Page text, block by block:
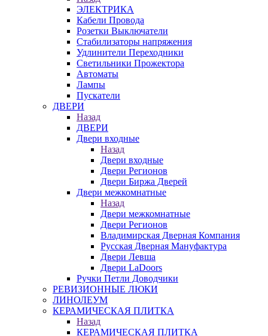
ЭЛЕКТРИКА
Кабели Провода
Розетки Выключатели
Стабилизаторы напряжения
Удлинители Переходники
Светильники Прожектора
Автоматы
Лампы
Пускатели
ДВЕРИ
Назад
ДВЕРИ
Двери входные
Назад
Двери входные
Двери Регионов
Двери Биржа Дверей
Двери межкомнатные
Назад
Двери межкомнатные
Двери Регионов
Владимирская Дверная Компания
Русская Дверная Мануфактура
Двери Левша
Двери LaDoors
Ручки Петли Доводчики
РЕВИЗИОННЫЕ ЛЮКИ
ЛИНОЛЕУМ
КЕРАМИЧЕСКАЯ ПЛИТКА
Назад
КЕРАМИЧЕСКАЯ ПЛИТКА